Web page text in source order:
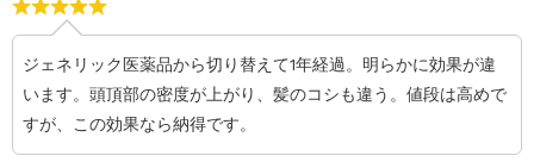
ジェネリック医薬品から切り替えて1年経過。明らかに効果が違
います。頭頂部の密度が上がり、髪のコシも違う。値段は高めで
すが、この効果なら納得です。